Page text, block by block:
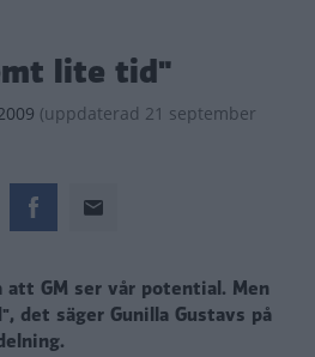
lite tid"
(uppdaterad 21 september
GM ser vår potential. Men
säger Gunilla Gustavs på